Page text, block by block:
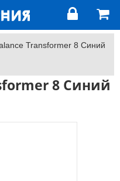
Transformer 8 Синий
8 Синий